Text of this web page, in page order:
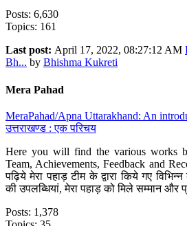
Posts: 6,630
Topics: 161
Last post: April 17, 2022, 08:27:12 AM
Bh... by Bhishma Kukreti
Mera Pahad
MeraPahad/Apna Uttarakhand: An
उत्तराखण्ड : एक परिचय
Here you will find the various works
Team, Achievements, Feedback and
पढ़िये मेरा पहाड़ टीम के द्वारा किये गए विभिन्न
की उपलब्धियां, मेरा पहाड़ को मिले सम्मान और
Posts: 1,378